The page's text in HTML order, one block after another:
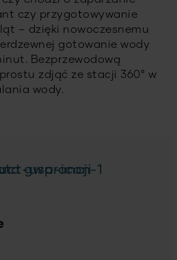
czy przygotowywanie
– dzięki nowoczesnemu
gotowanie wody
Bezprzewodową
zdjąć ze stacji 360° w
wody.
gwarancji